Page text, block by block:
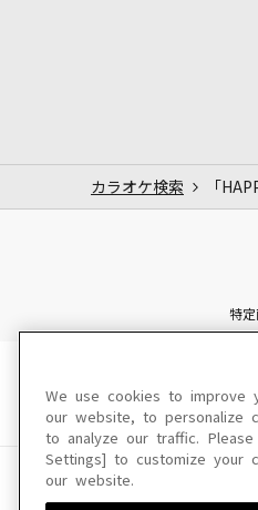
カラオケ検索 「
特定
We use cookies to improve
our website, to personalize
to analyze our traffic. Please
Settings] to customize your
our website.